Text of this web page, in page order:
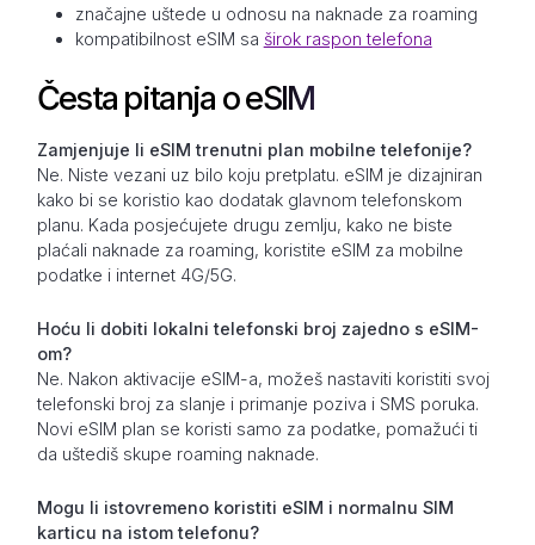
značajne uštede u odnosu na naknade za roaming
kompatibilnost eSIM sa širok raspon telefona
Česta pitanja o eSIM
Zamjenjuje li eSIM trenutni plan mobilne telefonije?
Ne. Niste vezani uz bilo koju pretplatu. eSIM je dizajniran
kako bi se koristio kao dodatak glavnom telefonskom
planu. Kada posjećujete drugu zemlju, kako ne biste
plaćali naknade za roaming, koristite eSIM za mobilne
podatke i internet 4G/5G.
Hoću li dobiti lokalni telefonski broj zajedno s eSIM-
om?
Ne. Nakon aktivacije eSIM-a, možeš nastaviti koristiti svoj
telefonski broj za slanje i primanje poziva i SMS poruka.
Novi eSIM plan se koristi samo za podatke, pomažući ti
da uštediš skupe roaming naknade.
Mogu li istovremeno koristiti eSIM i normalnu SIM
karticu na istom telefonu?